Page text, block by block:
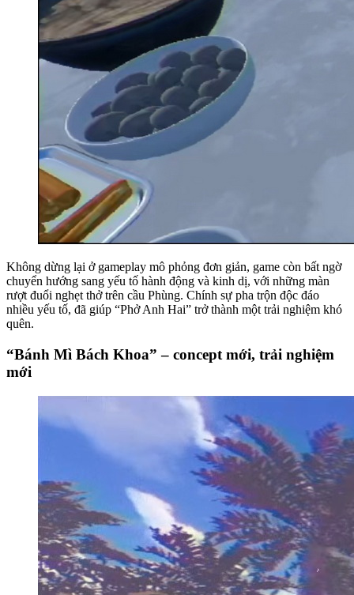
Không dừng lại ở gameplay mô phỏng đơn giản, game còn bất ngờ
chuyển hướng sang yếu tố hành động và kinh dị, với những màn
rượt đuổi nghẹt thở trên cầu Phùng. Chính sự pha trộn độc đáo
nhiều yếu tố, đã giúp “Phở Anh Hai” trở thành một trải nghiệm khó
quên.
“Bánh Mì Bách Khoa” – concept mới, trải nghiệm
mới